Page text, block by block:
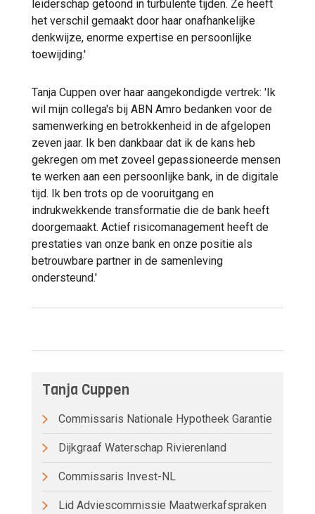
leiderschap getoond in turbulente tijden. Ze heeft
het verschil gemaakt door haar onafhankelijke
denkwijze, enorme expertise en persoonlijke
toewijding.'
Tanja Cuppen over haar aangekondigde vertrek: 'Ik
wil mijn collega's bij ABN Amro bedanken voor de
samenwerking en betrokkenheid in de afgelopen
zeven jaar. Ik ben dankbaar dat ik de kans heb
gekregen om met zoveel gepassioneerde mensen
te werken aan een persoonlijke bank, in de digitale
tijd. Ik ben trots op de vooruitgang en
indrukwekkende transformatie die de bank heeft
doorgemaakt. Actief risicomanagement heeft de
prestaties van onze bank en onze positie als
betrouwbare partner in de samenleving
ondersteund.'
Tanja Cuppen
Commissaris Nationale Hypotheek Garantie
Dijkgraaf Waterschap Rivierenland
Commissaris Invest-NL
Lid Adviescommissie Maatwerkafspraken